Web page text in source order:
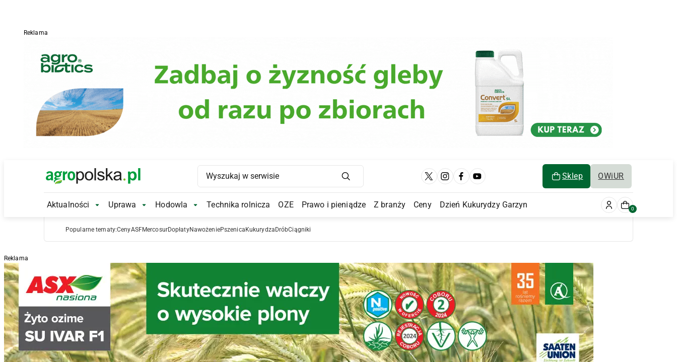
Reklama
Main Logo Sklep OWiUR
Main Navigation
Aktualności Aktualności Submenu
Uprawa Uprawa Submenu
Hodowla Hodowla Submenu
Technika rolnicza OZE Prawo i pieniądze Z branży Ceny Dzień Kukurydzy Garzyn 0
Popularne tematy:CenyASFMercosurDopłatyNawożeniePszenica Kukurydza DróbCiągniki
Reklama